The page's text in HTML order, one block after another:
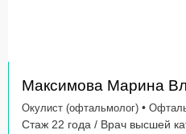
Максимова Марина
Окулист (офтальмолог) •
Стаж 22 года / Врач высшей